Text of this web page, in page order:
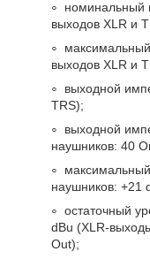
номинальный
выходов XLR и
выходов XLR и
выходной
TRS);
выходной
наушников: 40
наушников: +21
остаточный
dBu (XLR-
Out);